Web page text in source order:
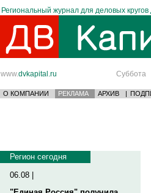
Региональный журнал для деловых кругов
www.dvkapital.ru Суббота
О КОМПАНИИ РЕКЛАМА АРХИВ |
Регион сегодня
06.08 |